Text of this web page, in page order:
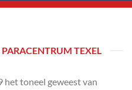
TEXEL
het toneel geweest van